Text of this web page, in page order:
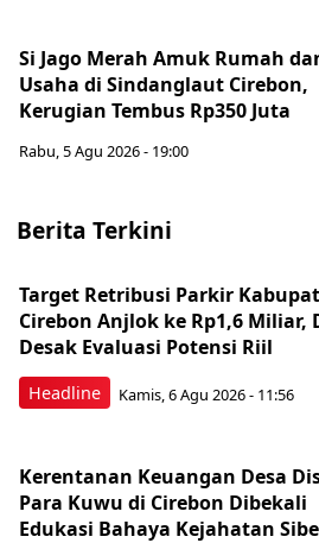
Si Jago Merah Amuk Rumah
Usaha di Sindanglaut Cirebon,
Kerugian Tembus Rp350 Juta
Rabu, 5 Agu 2026 - 19:00
Berita Terkini
Headline
Target Retribusi Parkir
Cirebon Anjlok ke Rp1,6 Miliar,
Desak Evaluasi Potensi Riil
Kamis, 6 Agu 2026 - 11:56
Kerentanan Keuangan Desa
Para Kuwu di Cirebon Dibekali
Edukasi Bahaya Kejahatan